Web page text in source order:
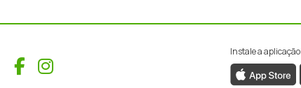
Facebook
Instagram
Instale a aplicação